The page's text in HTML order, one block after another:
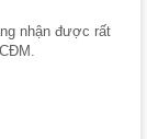
nhận được rất